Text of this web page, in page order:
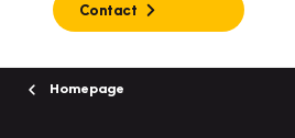
Contact
Homepage